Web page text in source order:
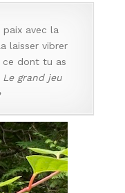
paix avec la
laisser vibrer
ce dont tu as
Le grand jeu